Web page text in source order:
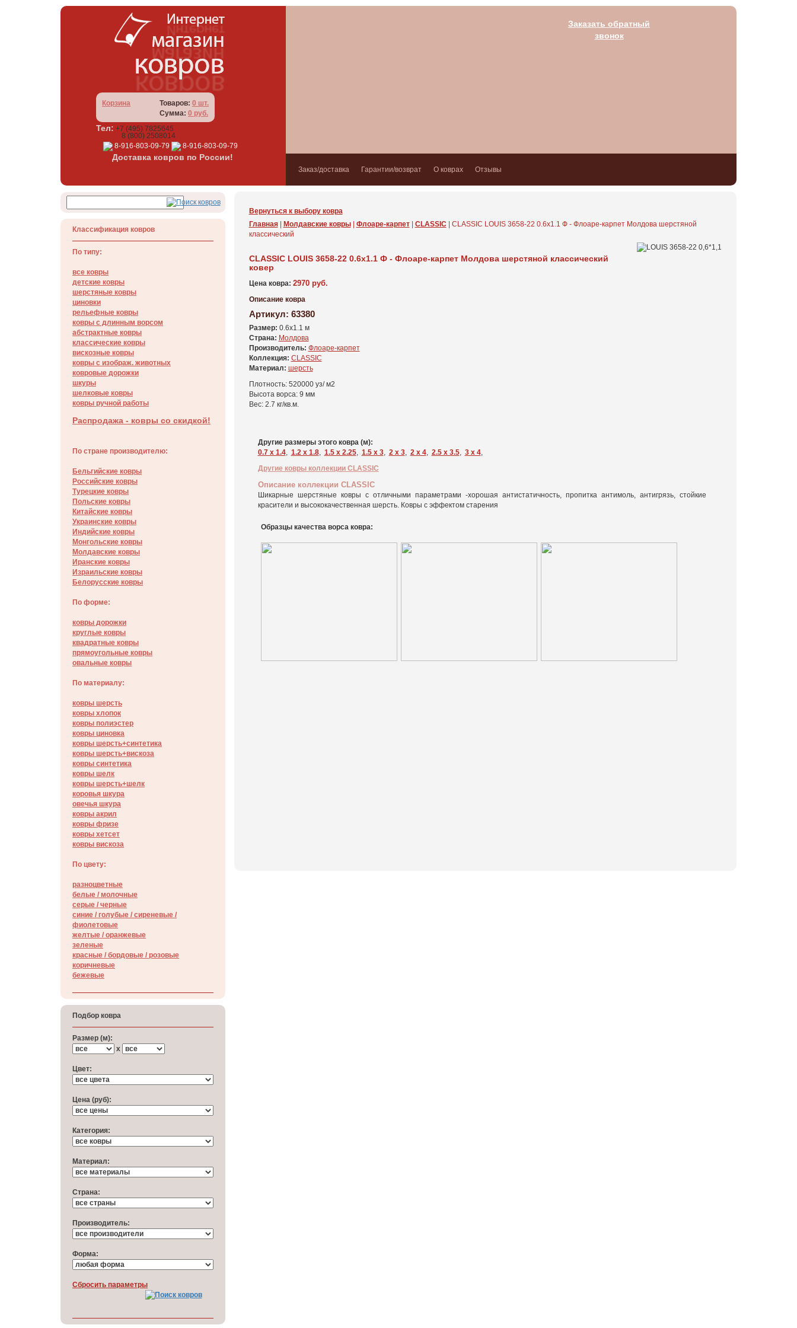
Заказать обратный
звонок
Корзина Товаров: 0 шт.
Сумма: 0 руб.
Тел: +7 (495) 7825645
8 (800) 2508014
8-916-803-09-79
8-916-803-09-79
Доставка ковров по России!
Заказ/доставка Гарантии/возврат О коврах Отзывы
Классификация ковров
По типу:
все ковры
детские ковры
шерстяные ковры
циновки
рельефные ковры
ковры с длинным ворсом
абстрактные ковры
классические ковры
вискозные ковры
ковры с изображ. животных
ковровые дорожки
шкуры
шелковые ковры
ковры ручной работы
Распродажа - ковры со скидкой!
По стране производителю:
Бельгийские ковры
Российские ковры
Турецкие ковры
Польские ковры
Китайские ковры
Украинские ковры
Индийские ковры
Монгольские ковры
Молдавские ковры
Иранские ковры
Израильские ковры
Белорусские ковры
По форме:
ковры дорожки
круглые ковры
квадратные ковры
прямоугольные ковры
овальные ковры
По материалу:
ковры шерсть
ковры хлопок
ковры полиэстер
ковры циновка
ковры шерсть+синтетика
ковры шерсть+вискоза
ковры синтетика
ковры шелк
ковры шерсть+шелк
коровья шкура
овечья шкура
ковры акрил
ковры фризе
ковры хетсет
ковры вискоза
По цвету:
разноцветные
белые / молочные
серые / черные
синие / голубые / сиреневые /
фиолетовые
желтые / оранжевые
зеленые
красные / бордовые / poзовые
коричневые
бежевые
Подбор ковра
Размер (м):
x
Цвет:
Цена (руб):
Категория:
Материал:
Cтрана:
Производитель:
Форма:
Cбросить параметры
Вернуться к выбору ковра
Главная| Молдавские ковры| Флоаре-карпет| CLASSIC| CLASSIC LOUIS 3658-22 0.6x1.1 Ф - Флоаре-карпет Молдова шерстяной
классический
CLASSIC LOUIS 3658-22 0.6x1.1 Ф - Флоаре-карпет Молдова шерстяной классический
ковер
Цена ковра: 2970 руб.
Описание ковра
Артикул: 63380
Размер: 0.6x1.1 м
Страна: Молдова
Производитель: Флоаре-карпет
Коллекция: CLASSIC
Материал: шерсть
Плотность: 520000 уз/ м2
Высота ворса: 9 мм
Вес: 2.7 кг/кв.м.
Другие размеры этого ковра (м):
0.7 x 1.4, 1.2 x 1.8, 1.5 x 2.25, 1.5 x 3, 2 x 3, 2 x 4, 2.5 x 3.5, 3 x 4,
Другие ковры коллекции CLASSIC
Описание коллекции CLASSIC
Шикарные шерстяные ковры с отличными параметрами -хорошая антистатичность, пропитка антимоль, антигрязь, стойкие
красители и высококачественная шерсть. Ковры с эффектом старения
Образцы качества ворса ковра: